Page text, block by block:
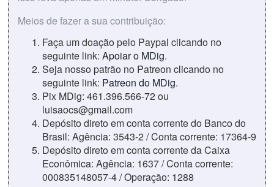
Meios de fazer a sua contribuição:
Faça um doação pelo Paypal clicando no
seguinte link: Apoiar o MDig.
Seja nosso patrão no Patreon clicando no
seguinte link: Patreon do MDig.
Pix MDig: 461.396.566-72 ou
luisaocs@gmail.com
Depósito direto em conta corrente do Banco do
Brasil: Agência: 3543-2 / Conta corrente: 17364-9
Depósito direto em conta corrente da Caixa
Econômica: Agência: 1637 / Conta corrente:
000835148057-4 / Operação: 1288